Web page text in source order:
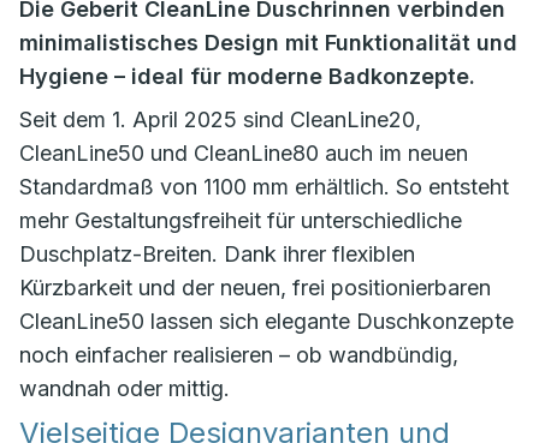
Die Geberit CleanLine Duschrinnen verbinden
minimalistisches Design mit Funktionalität und
Hygiene – ideal für moderne Badkonzepte.
Seit dem 1. April 2025 sind CleanLine20,
CleanLine50 und CleanLine80 auch im neuen
Standardmaß von 1100 mm erhältlich. So entsteht
mehr Gestaltungsfreiheit für unterschiedliche
Duschplatz-Breiten. Dank ihrer flexiblen
Kürzbarkeit und der neuen, frei positionierbaren
CleanLine50 lassen sich elegante Duschkonzepte
noch einfacher realisieren – ob wandbündig,
wandnah oder mittig.
Vielseitige Designvarianten und